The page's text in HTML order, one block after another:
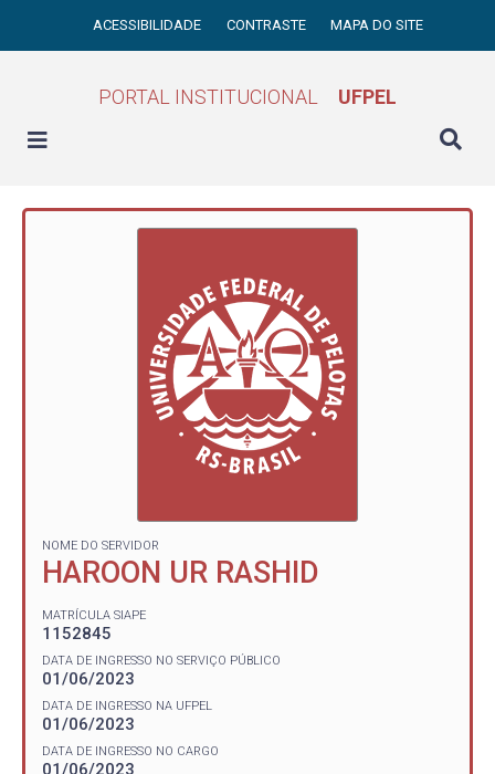
ACESSIBILIDADE CONTRASTE MAPA DO SITE
PORTAL INSTITUCIONAL UFPEL
NOME DO SERVIDOR
HAROON UR RASHID
MATRÍCULA SIAPE
1152845
DATA DE INGRESSO NO SERVIÇO PÚBLICO
01/06/2023
DATA DE INGRESSO NA UFPEL
01/06/2023
DATA DE INGRESSO NO CARGO
01/06/2023